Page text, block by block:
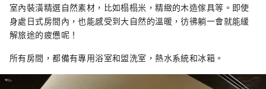
室內裝潢精選自然素材，比如榻榻米，精緻的木造傢具等。即使
身處日式房間內，也能感受到大自然的溫暖，彷彿躺一會就能緩
解旅途的疲憊呢！
所有房間，都備有專用浴室和盥洗室，熱水系統和冰箱。